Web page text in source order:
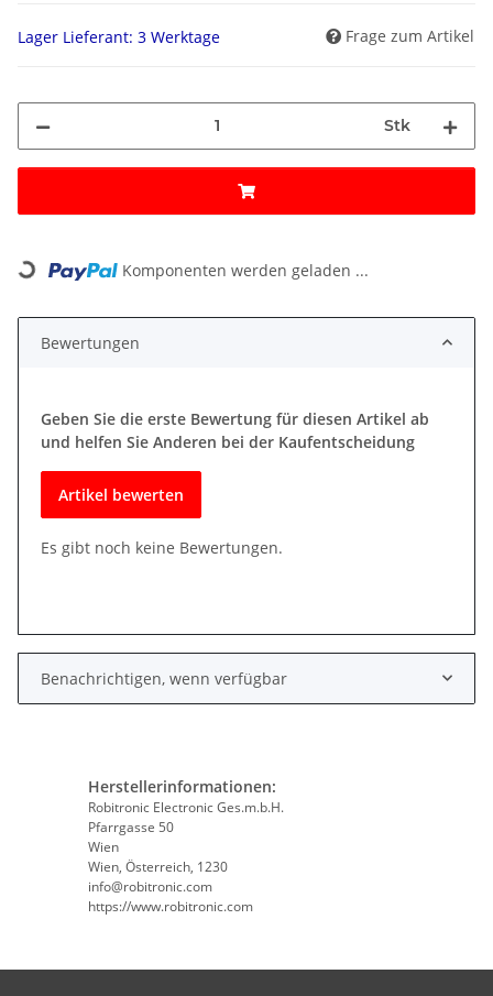
Lager Lieferant: 3 Werktage Frage zum Artikel
Stk
Loading... Komponenten werden geladen ...
Bewertungen
Geben Sie die erste Bewertung für diesen Artikel ab
und helfen Sie Anderen bei der Kaufentscheidung
Artikel bewerten
Es gibt noch keine Bewertungen.
Benachrichtigen, wenn verfügbar
Herstellerinformationen:
Robitronic Electronic Ges.m.b.H.
Pfarrgasse 50
Wien
Wien, Österreich, 1230
info@robitronic.com
https://www.robitronic.com